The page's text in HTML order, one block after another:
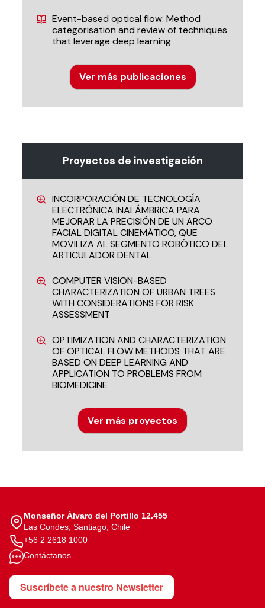
Event-based optical flow: Method
categorisation and review of techniques
that leverage deep learning
Ver más publicaciones
Proyectos de investigación
INCORPORACIÓN DE TECNOLOGÍA
ELECTRÓNICA INALÁMBRICA PARA
MEJORAR LA PRECISIÓN DE UN ARCO
FACIAL DIGITAL CINEMÁTICO, QUE
MOVILIZA AL SEGMENTO ROBÓTICO DEL
ARTICULADOR DENTAL
COMPUTER VISION-BASED
CHARACTERIZATION OF URBAN TREES
WITH CONSIDERATIONS FOR RISK
ASSESSMENT
OPTIMIZATION AND CHARACTERIZATION
OF OPTICAL FLOW METHODS THAT ARE
BASED ON DEEP LEARNING AND
APPLICATION TO PROBLEMS FROM
BIOMEDICINE
Ver más proyectos
Monseñor Álvaro del Portillo 12.455
Las Condes, Santiago, Chile
+56 2 2618 1000
Contáctanos
Suscríbete a nuestro Newsletter